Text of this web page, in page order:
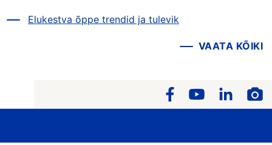
Elukestva õppe trendid ja tulevik
VAATA KÕIKI